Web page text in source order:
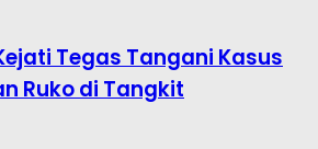
Tegas Tangani Kasus
Ruko di Tangkit